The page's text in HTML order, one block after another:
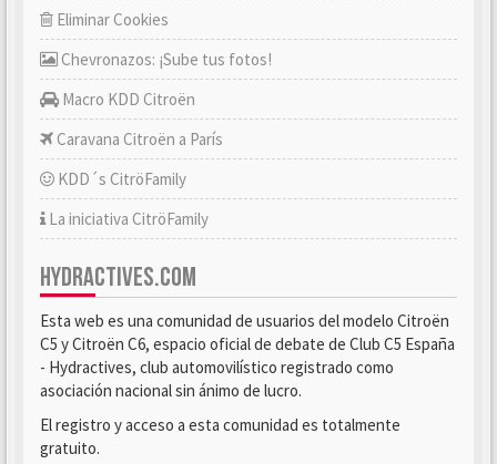
Eliminar Cookies
Chevronazos: ¡Sube tus fotos!
Macro KDD Citroën
Caravana Citroën a París
KDD´s CitröFamily
La iniciativa CitröFamily
HYDRACTIVES.COM
Esta web es una comunidad de usuarios del modelo Citroën
C5 y Citroën C6, espacio oficial de debate de Club C5 España
- Hydractives, club automovilístico registrado como
asociación nacional sin ánimo de lucro.
El registro y acceso a esta comunidad es totalmente
gratuito.